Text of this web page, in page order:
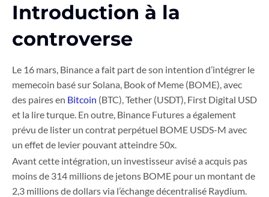
Introduction à la
controverse
Le 16 mars, Binance a fait part de son intention d’intégrer le
memecoin basé sur Solana, Book of Meme (BOME), avec
des paires en Bitcoin (BTC), Tether (USDT), First Digital USD
et la lire turque. En outre, Binance Futures a également
prévu de lister un contrat perpétuel BOME USDS-M avec
un effet de levier pouvant atteindre 50x.
Avant cette intégration, un investisseur avisé a acquis pas
moins de 314 millions de jetons BOME pour un montant de
2,3 millions de dollars via l’échange décentralisé Raydium.